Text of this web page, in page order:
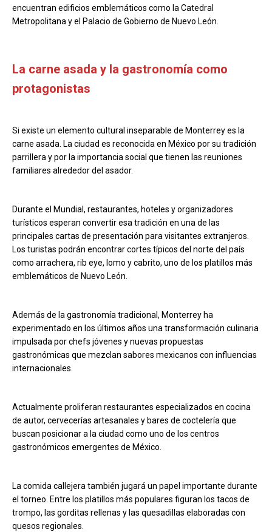
encuentran edificios emblemáticos como la Catedral
Metropolitana y el Palacio de Gobierno de Nuevo León.
La carne asada y la gastronomía como
protagonistas
Si existe un elemento cultural inseparable de Monterrey es la
carne asada. La ciudad es reconocida en México por su tradición
parrillera y por la importancia social que tienen las reuniones
familiares alrededor del asador.
Durante el Mundial, restaurantes, hoteles y organizadores
turísticos esperan convertir esa tradición en una de las
principales cartas de presentación para visitantes extranjeros.
Los turistas podrán encontrar cortes típicos del norte del país
como arrachera, rib eye, lomo y cabrito, uno de los platillos más
emblemáticos de Nuevo León.
Además de la gastronomía tradicional, Monterrey ha
experimentado en los últimos años una transformación culinaria
impulsada por chefs jóvenes y nuevas propuestas
gastronómicas que mezclan sabores mexicanos con influencias
internacionales.
Actualmente proliferan restaurantes especializados en cocina
de autor, cervecerías artesanales y bares de coctelería que
buscan posicionar a la ciudad como uno de los centros
gastronómicos emergentes de México.
La comida callejera también jugará un papel importante durante
el torneo. Entre los platillos más populares figuran los tacos de
trompo, las gorditas rellenas y las quesadillas elaboradas con
quesos regionales.